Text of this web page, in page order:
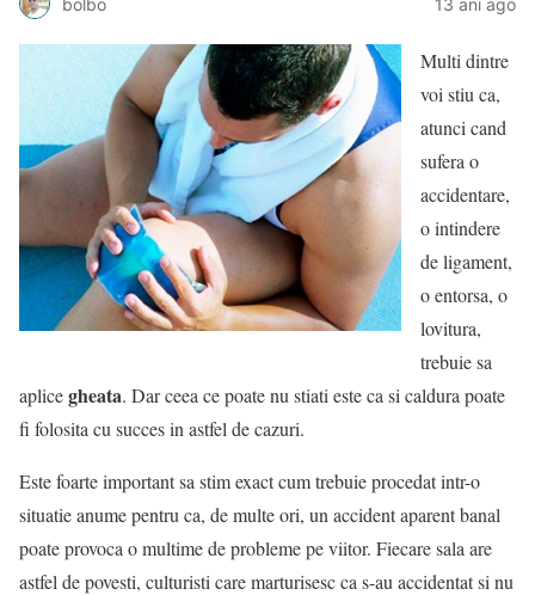
Multi dintre
voi stiu ca,
atunci cand
sufera o
accidentare,
o intindere
de ligament,
o entorsa, o
lovitura,
trebuie sa
aplicegheata. Dar ceea ce poate nu stiati este ca si caldura poate
fi folosita cu succes in astfel de cazuri.
Este foarte important sa stim exact cum trebuie procedat intr-o
situatie anume pentru ca, de multe ori, un accident aparent banal
poate provoca o multime de probleme pe viitor. Fiecare sala are
astfel de povesti, culturisti care marturisesc ca s-au accidentat si nu